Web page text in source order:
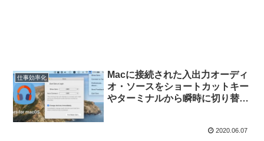
仕事効率化
Macに接続された入出力オーディ
オ・ソースをショートカットキー
やターミナルから瞬時に切り替え
2020.06.07